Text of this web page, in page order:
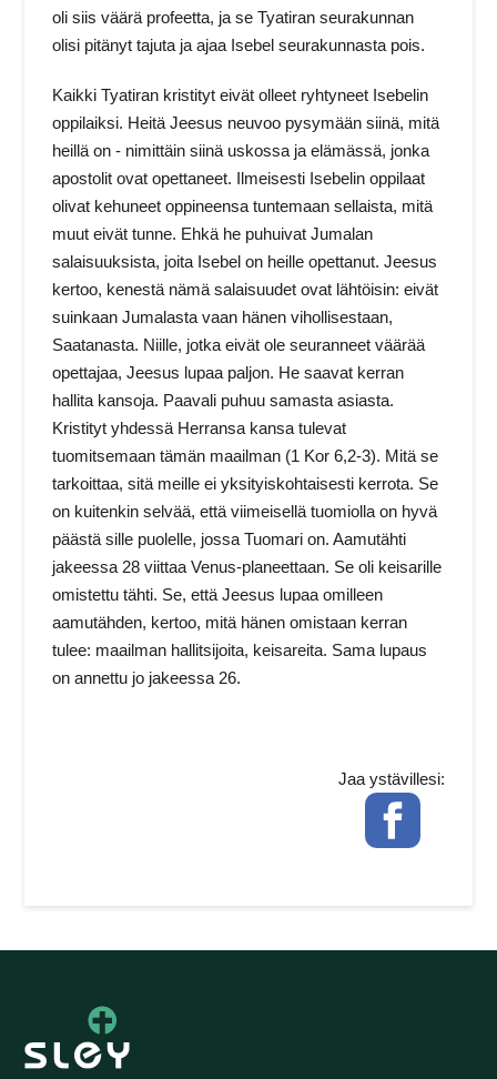
oli siis väärä profeetta, ja se Tyatiran seurakunnan
olisi pitänyt tajuta ja ajaa Isebel seurakunnasta pois.
Kaikki Tyatiran kristityt eivät olleet ryhtyneet Isebelin
oppilaiksi. Heitä Jeesus neuvoo pysymään siinä, mitä
heillä on ‑ nimittäin siinä uskossa ja elämässä, jonka
apostolit ovat opettaneet. Ilmeisesti Isebelin oppilaat
olivat kehuneet oppineensa tuntemaan sellaista, mitä
muut eivät tunne. Ehkä he puhuivat Jumalan
salaisuuksista, joita Isebel on heille opettanut. Jeesus
kertoo, kenestä nämä salaisuudet ovat lähtöisin: eivät
suinkaan Jumalasta vaan hänen vihollisestaan,
Saatanasta. Niille, jotka eivät ole seuranneet väärää
opettajaa, Jeesus lupaa paljon. He saavat kerran
hallita kansoja. Paavali puhuu samasta asiasta.
Kristityt yhdessä Herransa kansa tulevat
tuomitsemaan tämän maailman (1 Kor 6,2‑3). Mitä se
tarkoittaa, sitä meille ei yksityiskohtaisesti kerrota. Se
on kuitenkin selvää, että viimeisellä tuomiolla on hyvä
päästä sille puolelle, jossa Tuomari on. Aamutähti
jakeessa 28 viittaa Venus‑planeettaan. Se oli keisarille
omistettu tähti. Se, että Jeesus lupaa omilleen
aamutähden, kertoo, mitä hänen omistaan kerran
tulee: maailman hallitsijoita, keisareita. Sama lupaus
on annettu jo jakeessa 26.
Jaa ystävillesi:
Facebook